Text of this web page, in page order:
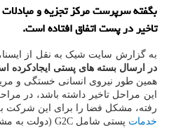
بگفته سرپرست مرکز تجزیه و
تاخیر در پست اتفاق افتاده است.
به گزارش سایت شیک به نقل از
در ارسال بسته های پستی ایجادکرده
همین طور نیروی انسانی خستگی و
این مراحل تاخیر داشته باشد، در
رفته، مشکل فضا را برای این شرکت
خدمات